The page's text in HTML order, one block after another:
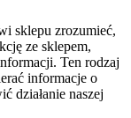
sklepu zrozumieć,
ze sklepem,
Ten rodzaj
informacje o
działanie naszej